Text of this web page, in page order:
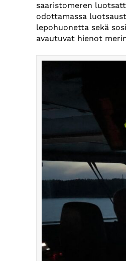
saaristomeren
odottamassa
lepohuonetta sekä
avautuvat hienot